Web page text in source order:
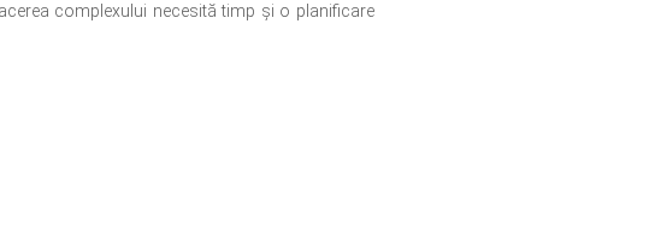
complexului necesită timp și o planificare